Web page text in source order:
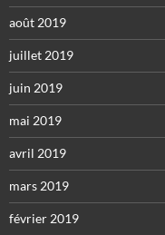
août 2019
juillet 2019
juin 2019
mai 2019
avril 2019
mars 2019
février 2019